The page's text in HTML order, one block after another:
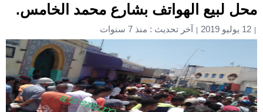
محل لبيع الهواتف بشارع محمد الخامس.
12 يوليو 2019 آخر تحديث : منذ 7 سنوات